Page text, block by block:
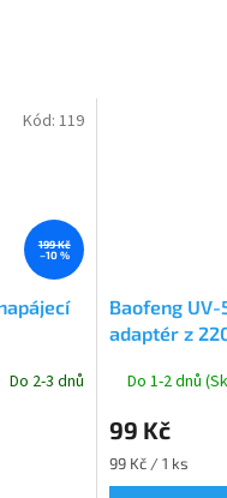
199 Kč
–10 %
Do 2-3 dnů
Kód:119
Baofeng UV-
adaptér z
Do 1-2 dnů
99 Kč
Měrná
cena:
99 Kč / 1 ks